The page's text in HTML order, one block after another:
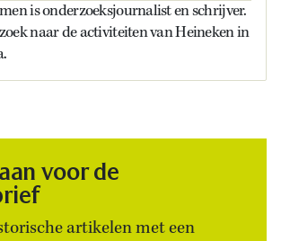
is onderzoeksjournalist en schrijver.
naar de activiteiten van Heineken in
voor de
artikelen met een